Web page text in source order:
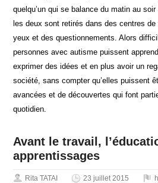
quelqu’un qui se balance du matin au
les deux sont retirés dans des centres
yeux et des questionnements. Alors
personnes avec autisme puissent
exprimer des idées et en plus avoir un
société, sans compter qu’elles puissent
avancées et de découvertes qui font
quotidien.
Avant le travail,
apprentissages
Rita TATAI 23 juillet 2015